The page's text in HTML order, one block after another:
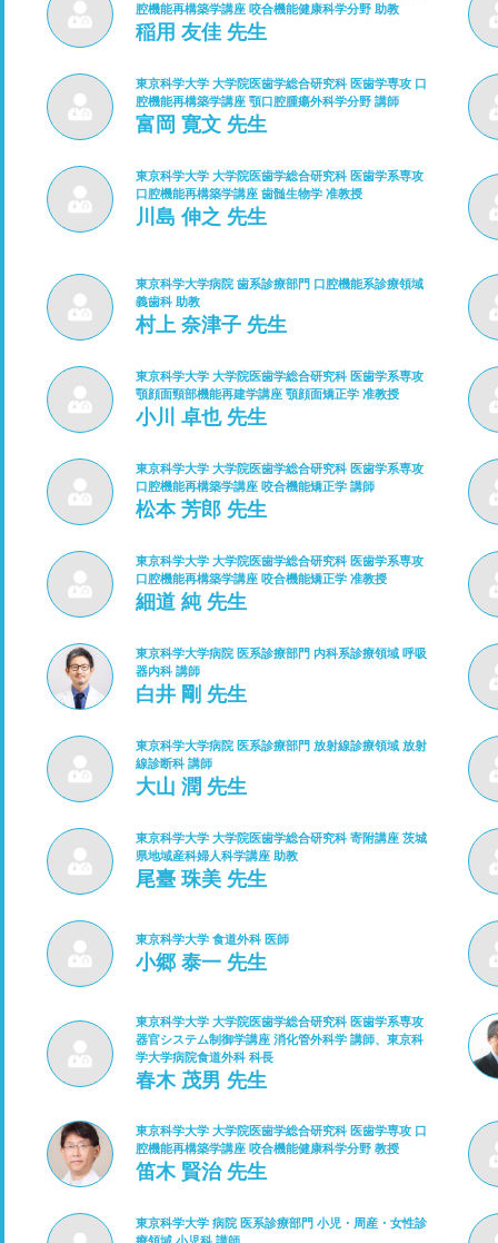
腔機能再構築学講座 咬合機能健康科学分野 助教
稲用 友佳 先生
東京科学大学 大学院医歯学総合研究科 医歯学専攻 口
腔機能再構築学講座 顎口腔腫瘍外科学分野 講師
富岡 寛文 先生
東京科学大学 大学院医歯学総合研究科 医歯学系専攻
口腔機能再構築学講座 歯髄生物学 准教授
川島 伸之 先生
東京科学大学病院 歯系診療部門 口腔機能系診療領域
義歯科 助教
村上 奈津子 先生
東京科学大学 大学院医歯学総合研究科 医歯学系専攻
顎顔面頸部機能再建学講座 顎顔面矯正学 准教授
小川 卓也 先生
東京科学大学 大学院医歯学総合研究科 医歯学系専攻
口腔機能再構築学講座 咬合機能矯正学 講師
松本 芳郎 先生
東京科学大学 大学院医歯学総合研究科 医歯学系専攻
口腔機能再構築学講座 咬合機能矯正学 准教授
細道 純 先生
東京科学大学病院 医系診療部門 内科系診療領域 呼吸
器内科 講師
白井 剛 先生
東京科学大学病院 医系診療部門 放射線診療領域 放射
線診断科 講師
大山 潤 先生
東京科学大学 大学院医歯学総合研究科 寄附講座 茨城
県地域産科婦人科学講座 助教
尾臺 珠美 先生
東京科学大学 食道外科 医師
小郷 泰一 先生
東京科学大学 大学院医歯学総合研究科 医歯学系専攻
器官システム制御学講座 消化管外科学 講師、東京科
学大学病院食道外科 科長
春木 茂男 先生
東京科学大学 大学院医歯学総合研究科 医歯学専攻 口
腔機能再構築学講座 咬合機能健康科学分野 教授
笛木 賢治 先生
東京科学大学 病院 医系診療部門 小児・周産・女性診